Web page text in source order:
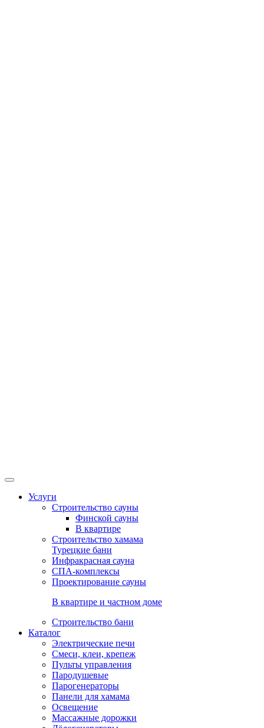
Услуги
Строительство сауны
Финской сауны
В квартире
Строительство хамама
Турецкие бани
Инфракрасная сауна
СПА-комплексы
Проектирование сауны
В квартире и частном доме
Строительство бани
Каталог
Электрические печи
Смеси, клеи, крепеж
Пульты управления
Пародушевые
Парогенераторы
Панели для хамама
Освещение
Массажные дорожки